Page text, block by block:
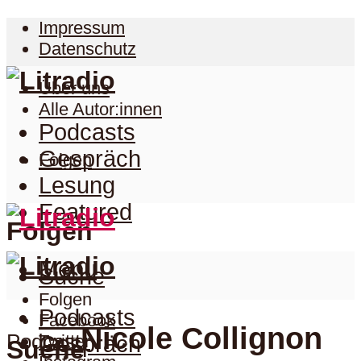
Impressum
Datenschutz
Über uns
Alle Autor:innen
Folgen
Folgen
Folgen
Facebook
Twitter
Podcasts
Gespräch
Lesung
Featured
Menu
Suche
Suche
Podcasts
Gespräch
PodcastNicole Collignon